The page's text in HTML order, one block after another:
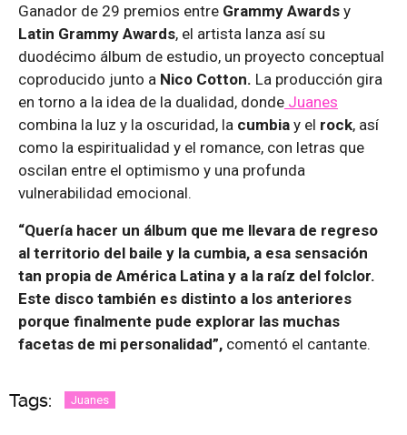
Ganador de 29 premios entre Grammy Awards y
Latin Grammy Awards, el artista lanza así su
duodécimo álbum de estudio, un proyecto conceptual
coproducido junto a Nico Cotton. La producción gira
en torno a la idea de la dualidad, donde Juanes
combina la luz y la oscuridad, la cumbia y el rock, así
como la espiritualidad y el romance, con letras que
oscilan entre el optimismo y una profunda
vulnerabilidad emocional.
“Quería hacer un álbum que me llevara de regreso
al territorio del baile y la cumbia, a esa sensación
tan propia de América Latina y a la raíz del folclor.
Este disco también es distinto a los anteriores
porque finalmente pude explorar las muchas
facetas de mi personalidad”, comentó el cantante.
Tags: Juanes